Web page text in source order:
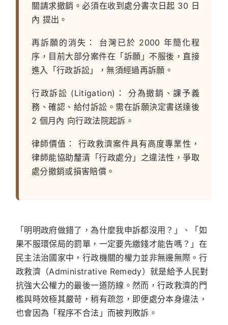
關請求撤銷。必須在收到處分書次日起 30 日
內 提出。
再訴願的消失：
台灣已於 2000 年簡化程
序，目前大部分案件在「訴願」不服後，直接
進入「行政訴訟」，無須經過再訴願。
行政訴訟 (Litigation)：
分為撤銷、課予義
務、確認、給付訴訟。需在訴願決定書送達後
2 個月內 向行政法院起訴。
律師價值：
行政救濟案件具有高度專業性，
律師能協助釐清「行政處分」之違法性，爭取
處分撤銷或損害賠償。
「明明政府做錯了，為什麼我申訴都沒用？」、「如
果不服環保局的罰單，一定要先繳錢才能告嗎？」在
民主法治國家中，行政機關的權力並非無邊無際。行
政救濟（Administrative Remedy）就是給予人民對
抗強大公權力的最後一道防線。然而，行政救濟的門
檻與時效極其嚴苛，稍有疏忽，即便處分本身違法，
也會因為「程序不合法」而被判敗訴。